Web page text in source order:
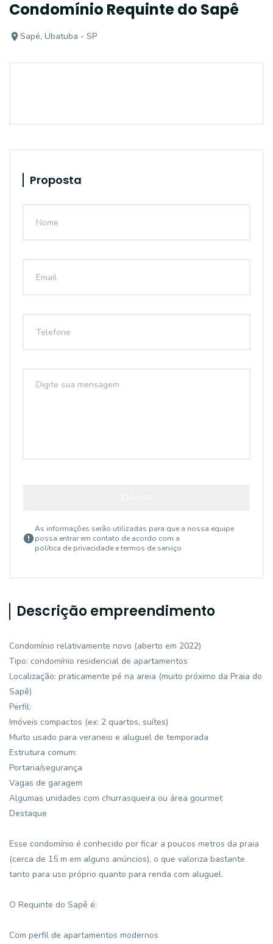
Condomínio Requinte do Sapê
Sapé, Ubatuba - SP
Proposta
As informações serão utilizadas para que a nossa equipe
possa entrar em contato de acordo com a
política de privacidade e termos de serviço
Descrição empreendimento
Condomínio relativamente novo (aberto em 2022)
Tipo: condomínio residencial de apartamentos
Localização: praticamente pé na areia (muito próximo da Praia do
Sapê)
Perfil:
Imóveis compactos (ex: 2 quartos, suítes)
Muito usado para veraneio e aluguel de temporada
Estrutura comum:
Portaria/segurança
Vagas de garagem
Algumas unidades com churrasqueira ou área gourmet
Destaque
Esse condomínio é conhecido por ficar a poucos metros da praia
(cerca de 15 m em alguns anúncios), o que valoriza bastante
tanto para uso próprio quanto para renda com aluguel.
O Requinte do Sapê é:
Com perfil de apartamentos modernos